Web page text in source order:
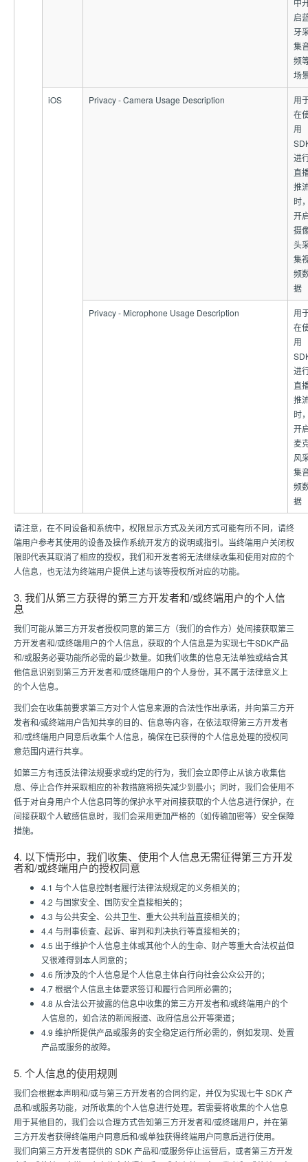
中
启
牙
集
频
场
iOS Privacy - Camera Usage Description
用
在
用
进
直
推
时
开
摄
头
集
频
据
Privacy - Microphone Usage Description
用
在
用
进
直
推
时
开
麦
风
集
频
据
请注意，在不同设备和系统中，权限显示方式及关闭方式可能有所不同，请终
端用户参考其使用的设备及操作系统开发方的说明或指引。当终端用户关闭权
限即代表其取消了相应的授权，我们和开发者将无法继续收集和使用对应的个
人信息，也无法为终端用户提供上述与该等授权所对应的功能。
3. 我们从第三方获得的第三方开发者和/或终端用户的个人信
息
我们可能从第三方开发者授权同意的第三方（我们的合作方）处间接获取第三
方开发者和/或终端用户的个人信息，获取的个人信息是为实现七牛SDK产品
和/或服务必要功能所必需的最少数量。如我们收集的信息无法单独或结合其
他信息识别到第三方开发者和/或终端用户的个人身份，其不属于法律意义上
的个人信息。
我们会在收集前要求第三方对个人信息来源的合法性作出承诺，并向第三方开
发者和/或终端用户告知共享的目的、信息等内容，在依法取得第三方开发者
和/或终端用户同意后收集个人信息，确保在已获得的个人信息处理的授权同
意范围内进行共享。
如第三方有违反法律法规要求或约定的行为，我们会立即停止从该方收集信
息、停止合作并采取相应的补救措施将损失减少到最小；同时，我们会使用不
低于对自身用户个人信息同等的保护水平对间接获取的个人信息进行保护，在
间接获取个人敏感信息时，我们会采用更加严格的（如传输加密等）安全保障
措施。
4. 以下情形中，我们收集、使用个人信息无需征得第三方开发
者和/或终端用户的授权同意
4.1 与个人信息控制者履行法律法规规定的义务相关的；
4.2 与国家安全、国防安全直接相关的；
4.3 与公共安全、公共卫生、重大公共利益直接相关的；
4.4 与刑事侦查、起诉、审判和判决执行等直接相关的；
4.5 出于维护个人信息主体或其他个人的生命、财产等重大合法权益但
又很难得到本人同意的；
4.6 所涉及的个人信息是个人信息主体自行向社会公众公开的；
4.7 根据个人信息主体要求签订和履行合同所必需的；
4.8 从合法公开披露的信息中收集的第三方开发者和/或终端用户的个
人信息的，如合法的新闻报道、政府信息公开等渠道；
4.9 维护所提供产品或服务的安全稳定运行所必需的，例如发现、处置
产品或服务的故障。
5. 个人信息的使用规则
我们会根据本声明和/或与第三方开发者的合同约定，并仅为实现七牛 SDK 产
品和/或服务功能，对所收集的个人信息进行处理。若需要将收集的个人信息
用于其他目的，我们会以合理方式告知第三方开发者和/或终端用户，并在第
三方开发者获得终端用户同意后和/或单独获得终端用户同意后进行使用。
我们向第三方开发者提供的 SDK 产品和/或服务停止运营后，或者第三方开发